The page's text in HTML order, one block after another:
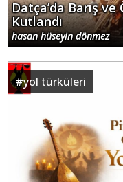
Datça’da Barış
Kutlandı
hasan hüseyin dönmez
#yol türküleri